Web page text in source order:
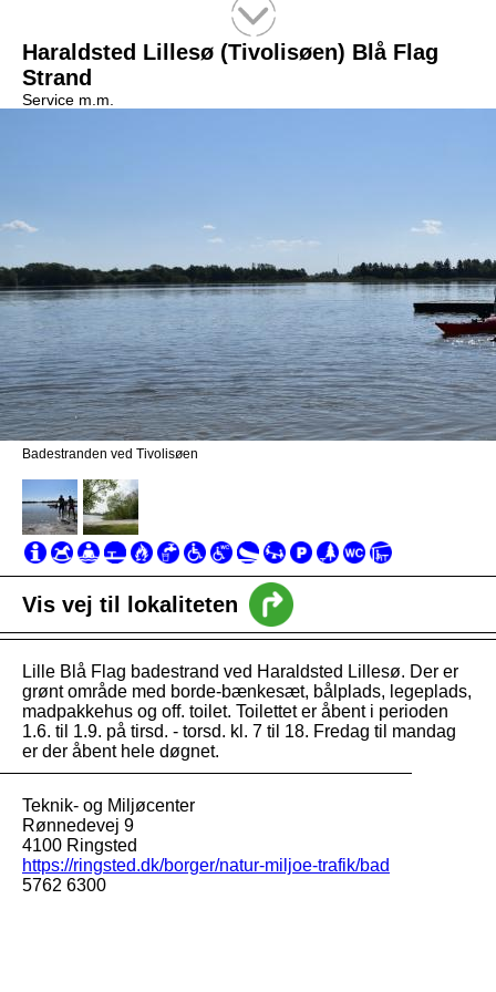
intro
Nyheder
Vejledning
Haraldsted Lillesø (Tivolisøen) Blå Flag
Strand
Service m.m.
Badestranden ved Tivolisøen
Vis vej til lokaliteten
Lille Blå Flag badestrand ved Haraldsted Lillesø. Der er
grønt område med borde-bænkesæt, bålplads, legeplads,
madpakkehus og off. toilet. Toilettet er åbent i perioden
1.6. til 1.9. på tirsd. - torsd. kl. 7 til 18. Fredag til mandag
er der åbent hele døgnet.
Teknik- og Miljøcenter
Rønnedevej 9
4100 Ringsted
https://ringsted.dk/borger/natur-miljoe-trafik/bad
5762 6300